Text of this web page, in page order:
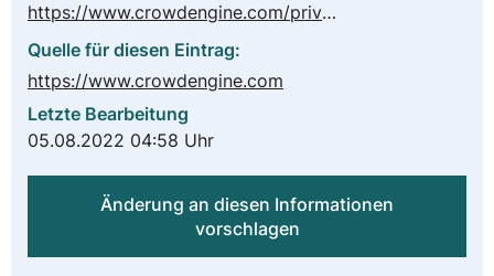
https://www.crowdengine.com/privacy-policy/
Quelle für diesen Eintrag:
https://www.crowdengine.com
Letzte Bearbeitung
05.08.2022 04:58 Uhr
Änderung an diesen Informationen
vorschlagen